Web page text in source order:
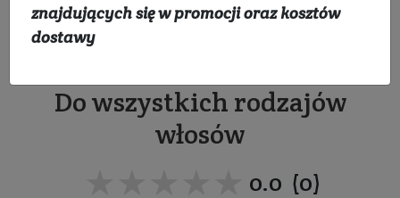
Enzymatyczny szampon
kawowy Wake It Up
Do wszystkich rodzajów
włosów
0.0 (0)
znajdujących się w promocji oraz kosztów
dostawy